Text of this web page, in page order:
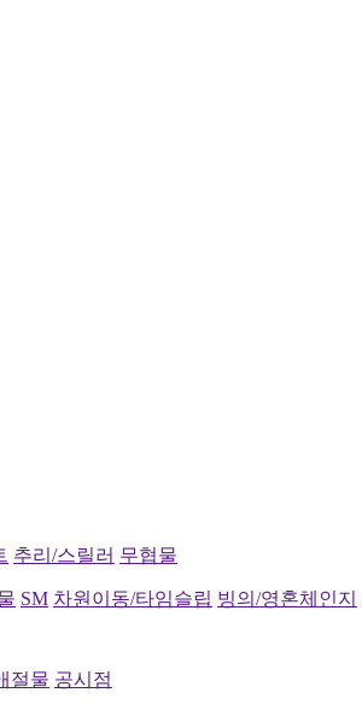
추리/스릴러 무협물
SM 차원이동/타임슬립 빙의/영혼체인지
절물 공시점